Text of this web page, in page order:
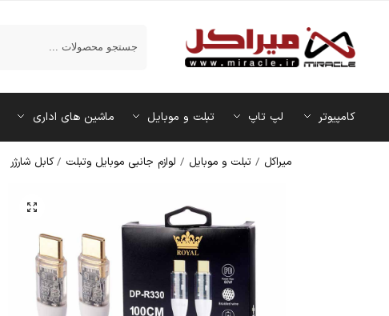
کامپیوتر لپ تاپ تبلت و موبایل ماشین‌ های اداری
میراکل / تبلت و موبایل / لوازم جانبی موبایل وتبلت /کابل شارژر